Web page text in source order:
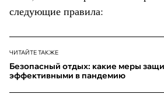
следующие правила:
ЧИТАЙТЕ ТАКЖЕ
Безопасный отдых: какие меры
эффективными в пандемию